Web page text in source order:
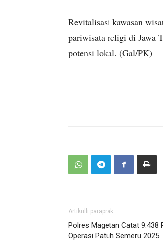
Revitalisasi kawasan
pariwisata religi di Jawa
potensi lokal. (Gal/PK)
Artikulli paraprak
Polres Magetan Catat 9.438
Operasi Patuh Semeru 2025